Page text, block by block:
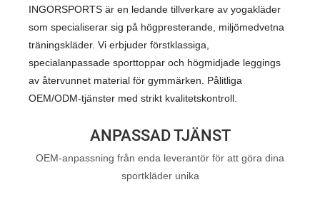
INGORSPORTS är en ledande tillverkare av yogakläder
som specialiserar sig på högpresterande, miljömedvetna
träningskläder. Vi erbjuder förstklassiga,
specialanpassade sporttoppar och högmidjade leggings
av återvunnet material för gymmärken. Pålitliga
OEM/ODM-tjänster med strikt kvalitetskontroll.
ANPASSAD TJÄNST
OEM-anpassning från enda leverantör för att göra dina
sportkläder unika